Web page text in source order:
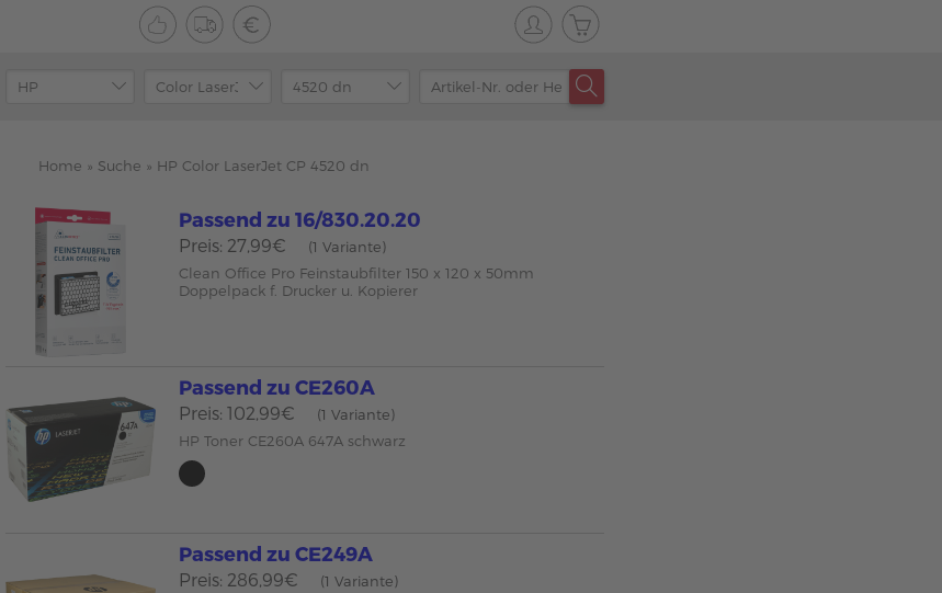
Home » Suche » HP Color LaserJet CP 4520 dn
Passend zu 16/830.20.20
Preis: 27,99€
(1 Variante)
Clean Office Pro Feinstaubfilter 150 x 120 x 50mm
Doppelpack f. Drucker u. Kopierer
Passend zu CE260A
Preis: 102,99€
(1 Variante)
HP Toner CE260A 647A schwarz
Passend zu CE249A
Preis: 286,99€
(1 Variante)